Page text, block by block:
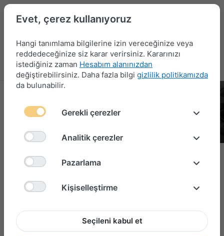
Menü Giriş yap Karşılaştırma Favori Listesi
Plugins.SmartPlugins.ContentSlider.Previous
Özellikli ürünler
Evet, çerez kullanıyoruz
Hangi tanımlama bilgilerine izin vereceğinize veya
reddedeceğinize siz karar verirsiniz. Kararınızı
istediğiniz zaman Hesabım alanınızdan
değiştirebilirsiniz. Daha fazla bilgi gizlilik politikamızda
da bulunabilir.
Gerekli çerezler
Analitik çerezler
Pazarlama
Kişiselleştirme
Seçileni kabul et